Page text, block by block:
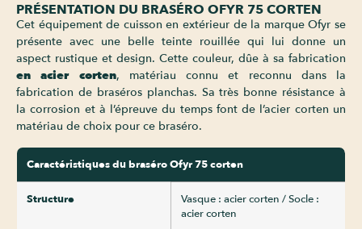
PRÉSENTATION DU BRASÉRO OFYR 75 CORTEN
Cet équipement de cuisson en extérieur de la marque Ofyr se
présente avec une belle teinte rouillée qui lui donne un
aspect rustique et design. Cette couleur, dûe à sa fabrication
en acier corten, matériau connu et reconnu dans la
fabrication de braséros planchas. Sa très bonne résistance à
la corrosion et à l’épreuve du temps font de l’acier corten un
matériau de choix pour ce braséro.
Caractéristiques du braséro Ofyr 75 corten
Structure
Vasque : acier corten / Socle :
acier corten